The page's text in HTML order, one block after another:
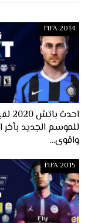
FIFA 2014
للموسم الجديد بأخر
واقوى…
FIFA 2015